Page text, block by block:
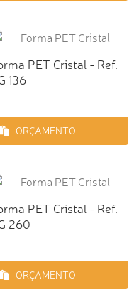
PET Cristal - Ref.
136
ORÇAMENTO
PET Cristal - Ref.
260
ORÇAMENTO